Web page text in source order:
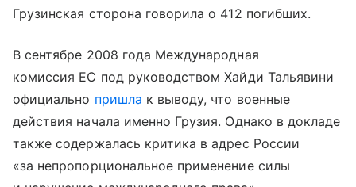
Грузинская сторона говорила о 412 погибших.
В сентябре 2008 года Международная
комиссия ЕС под руководством Хайди Тальявини
официально пришла к выводу, что военные
действия начала именно Грузия. Однако в докладе
также содержалась критика в адрес России
«за непропорциональное применение силы